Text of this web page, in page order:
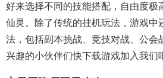
好来选择不同的技能搭配，自由度极
仙灵。除了传统的挂机玩法，游戏中
法，包括副本挑战、竞技对战、公会
兴趣的小伙伴们快下载游戏加入我们